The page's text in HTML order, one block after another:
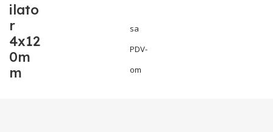
ilato
r
4x12
0m
m
sa
PDV-
om